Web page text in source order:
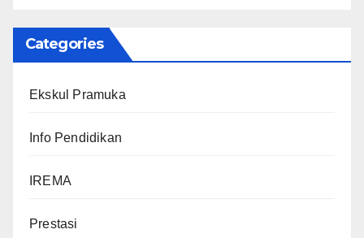
Categories
Ekskul Pramuka
Info Pendidikan
IREMA
Prestasi